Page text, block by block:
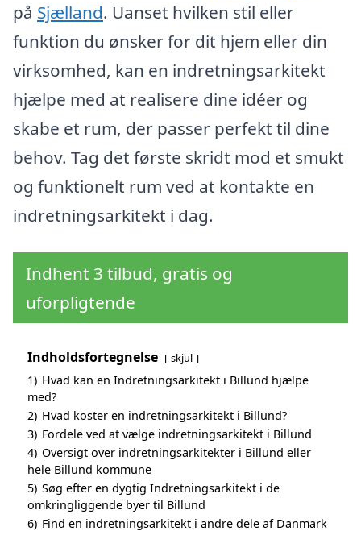
på Sjælland. Uanset hvilken stil eller
funktion du ønsker for dit hjem eller din
virksomhed, kan en indretningsarkitekt
hjælpe med at realisere dine idéer og
skabe et rum, der passer perfekt til dine
behov. Tag det første skridt mod et smukt
og funktionelt rum ved at kontakte en
indretningsarkitekt i dag.
Indhent 3 tilbud, gratis og
uforpligtende
Indholdsfortegnelse skjul
1) Hvad kan en Indretningsarkitekt i Billund hjælpe
med?
2) Hvad koster en indretningsarkitekt i Billund?
3) Fordele ved at vælge indretningsarkitekt i Billund
4) Oversigt over indretningsarkitekter i Billund eller
hele Billund kommune
5) Søg efter en dygtig Indretningsarkitekt i de
omkringliggende byer til Billund
6) Find en indretningsarkitekt i andre dele af Danmark